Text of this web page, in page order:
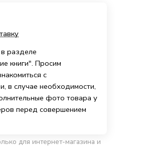
разделе
книги". Просим
с
в случае необходимости,
фото товара у
перед совершением
для интернет-магазина и